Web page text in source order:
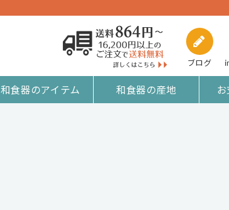
ブログ
和食器のアイテム 和食器の産地